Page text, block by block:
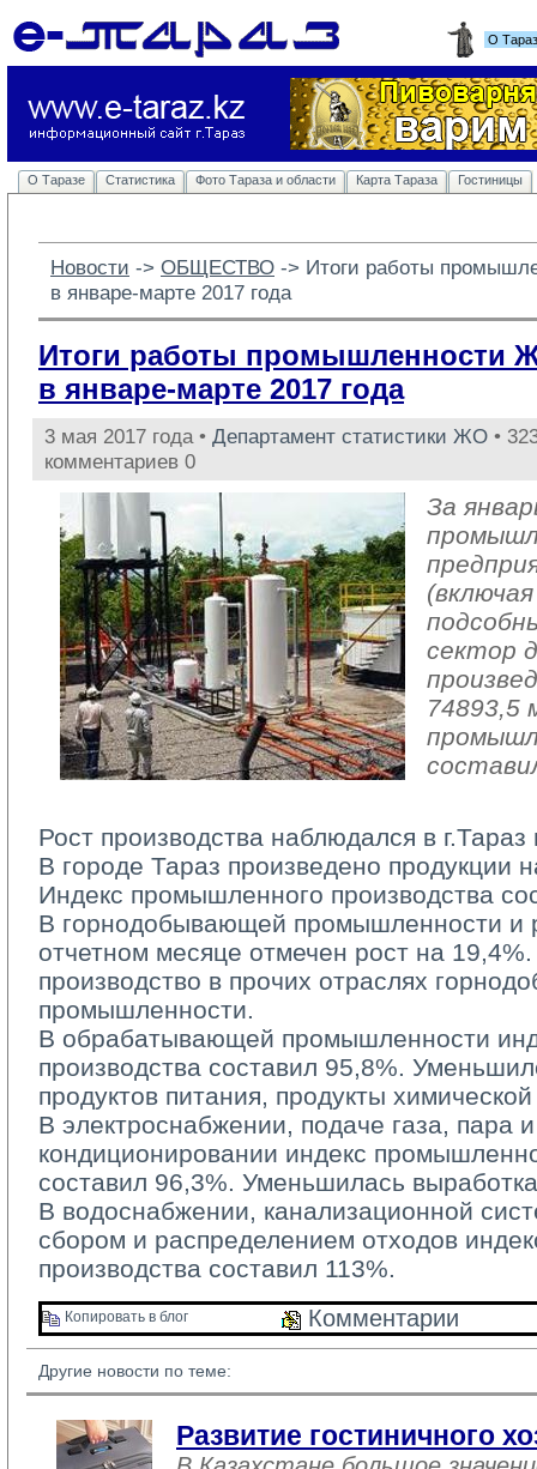
О
О Таразе Статистика Фото Тараза и области Карта Тараза Гостиницы
Новости -> ОБЩЕСТВО -> Итоги работы
в январе-марте 2017 года
Итоги работы промышленности
в январе-марте 2017 года
3 мая 2017 года • Департамент статистики ЖО •
комментариев 0
За
сектор
74893,5
Рост производства наблюдался в
В городе Тараз произведено продукции
Индекс промышленного производства
В горнодобывающей промышленности и
отчетном месяце отмечен рост на
производство в прочих отраслях
промышленности.
В обрабатывающей промышленности
производства составил 95,8%.
продуктов питания, продукты
В электроснабжении, подаче газа, пара
кондиционировании индекс
составил 96,3%. Уменьшилась
В водоснабжении, канализационной
сбором и распределением отходов
производства составил 113%.
Копировать в блог Комментарии
Другие новости по теме:
Развитие гостиничного